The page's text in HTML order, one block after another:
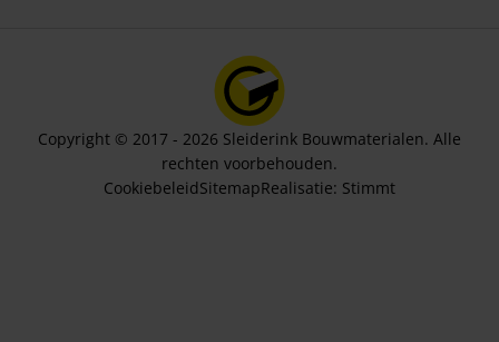
Copyright © 2017 - 2026 Sleiderink Bouwmaterialen. Alle
rechten voorbehouden.
CookiebeleidSitemapRealisatie: Stimmt